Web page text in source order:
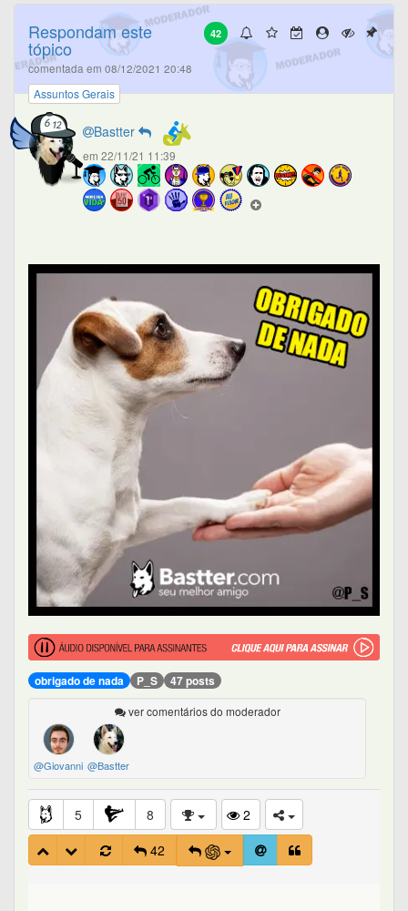
42
Respondam este
tópico
comentada em 08/12/2021 20:48
Assuntos Gerais
Bastter
em 22/11/21 11:39
obrigado de nada P_S 47 posts
ver comentários do moderador
@Giovanni @Bastter
5 8
2
42